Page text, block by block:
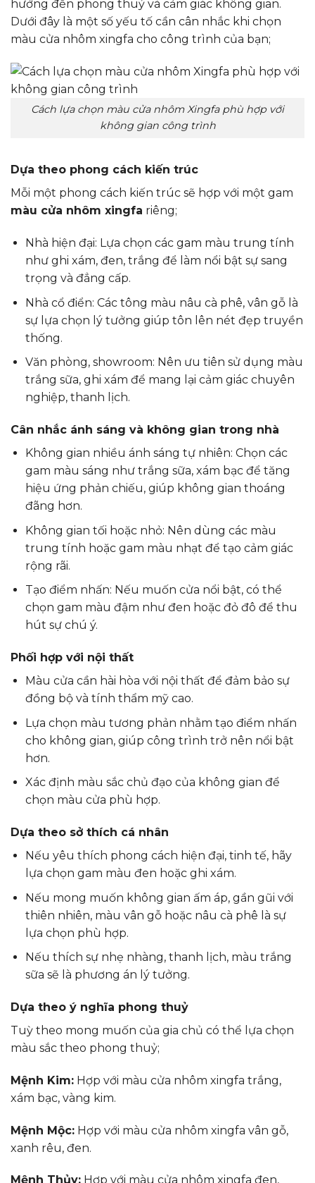
hưởng đến phong thuỷ và cảm giác không gian.
Dưới đây là một số yếu tố cần cân nhắc khi chọn
màu cửa nhôm xingfa cho công trình của bạn;
Cách lựa chọn màu cửa nhôm Xingfa phù hợp với
không gian công trình
Dựa theo phong cách kiến trúc
Mỗi một phong cách kiến trúc sẽ hợp với một gam
màu cửa nhôm xingfa riêng;
Nhà hiện đại: Lựa chọn các gam màu trung tính
như ghi xám, đen, trắng để làm nổi bật sự sang
trọng và đẳng cấp.
Nhà cổ điển: Các tông màu nâu cà phê, vân gỗ là
sự lựa chọn lý tưởng giúp tôn lên nét đẹp truyền
thống.
Văn phòng, showroom: Nên ưu tiên sử dụng màu
trắng sữa, ghi xám để mang lại cảm giác chuyên
nghiệp, thanh lịch.
Cân nhắc ánh sáng và không gian trong nhà
Không gian nhiều ánh sáng tự nhiên: Chọn các
gam màu sáng như trắng sữa, xám bạc để tăng
hiệu ứng phản chiếu, giúp không gian thoáng
đãng hơn.
Không gian tối hoặc nhỏ: Nên dùng các màu
trung tính hoặc gam màu nhạt để tạo cảm giác
rộng rãi.
Tạo điểm nhấn: Nếu muốn cửa nổi bật, có thể
chọn gam màu đậm như đen hoặc đỏ đô để thu
hút sự chú ý.
Phối hợp với nội thất
Màu cửa cần hài hòa với nội thất để đảm bảo sự
đồng bộ và tính thẩm mỹ cao.
Lựa chọn màu tương phản nhằm tạo điểm nhấn
cho không gian, giúp công trình trở nên nổi bật
hơn.
Xác định màu sắc chủ đạo của không gian để
chọn màu cửa phù hợp.
Dựa theo sở thích cá nhân
Nếu yêu thích phong cách hiện đại, tinh tế, hãy
lựa chọn gam màu đen hoặc ghi xám.
Nếu mong muốn không gian ấm áp, gần gũi với
thiên nhiên, màu vân gỗ hoặc nâu cà phê là sự
lựa chọn phù hợp.
Nếu thích sự nhẹ nhàng, thanh lịch, màu trắng
sữa sẽ là phương án lý tưởng.
Dựa theo ý nghĩa phong thuỷ
Tuỳ theo mong muốn của gia chủ có thể lựa chọn
màu sắc theo phong thuỷ;
Mệnh Kim: Hợp với màu cửa nhôm xingfa trắng,
xám bạc, vàng kim.
Mệnh Mộc: Hợp với màu cửa nhôm xingfa vân gỗ,
xanh rêu, đen.
Mệnh Thủy: Hợp với màu cửa nhôm xingfa đen,